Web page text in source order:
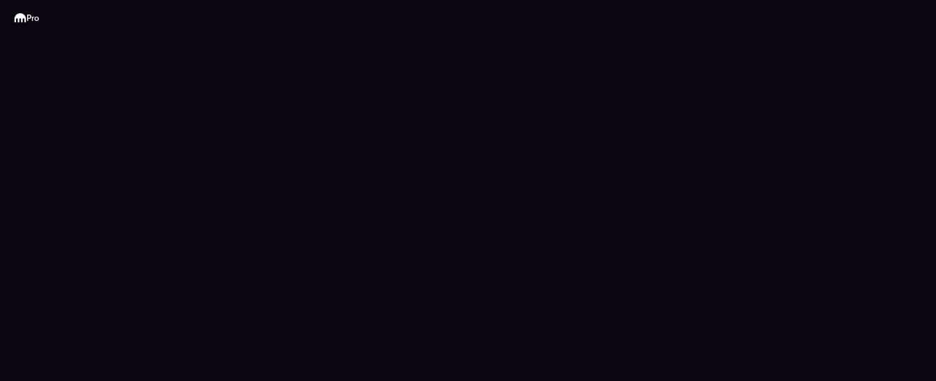
Kraken
Pro